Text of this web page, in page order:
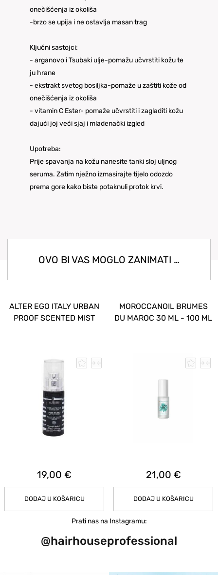
onečišćenja iz okoliša
-brzo se upija i ne ostavlja masan trag
Ključni sastojci:
- arganovo i Tsubaki ulje-pomažu učvrstiti kožu te
ju hrane
- ekstrakt svetog bosiljka-pomaže u zaštiti kože od
onečišćenja iz okoliša
- vitamin C Ester- pomaže učvrstiti i zagladiti kožu
dajući joj veći sjaj i mladenački izgled
Upotreba:
Prije spavanja na kožu nanesite tanki sloj uljnog
seruma. Zatim nježno izmasirajte tijelo odozdo
OVO BI VAS MOGLO ZANIMATI …
ALTER EGO ITALY URBAN
PROOF SCENTED MIST
19,00 €
DODAJ U KOŠARICU
MOROCCANOIL BRUMES
DU MAROC 30 ML - 100 ML
21,00 €
DODAJ U KOŠARICU
Prati nas na Instagramu:
@hairhouseprofessional